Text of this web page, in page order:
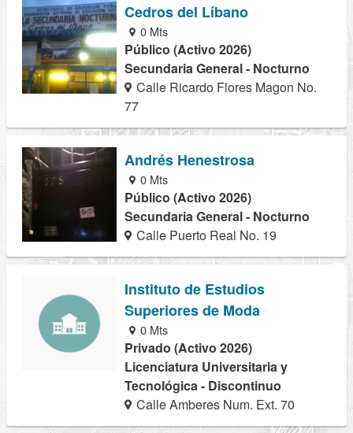
Cedros del Líbano
0 Mts
Público (Activo 2026)
Secundaria General - Nocturno
Calle Ricardo Flores Magon No.
77
Andrés Henestrosa
0 Mts
Público (Activo 2026)
Secundaria General - Nocturno
Calle Puerto Real No. 19
Instituto de Estudios
Superiores de Moda
0 Mts
Privado (Activo 2026)
Licenciatura Universitaria y
Tecnológica - Discontinuo
Calle Amberes Num. Ext. 70